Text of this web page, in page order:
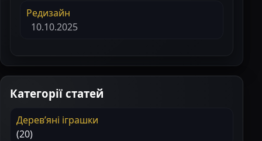
Редизайн
10.10.2025
Категорії статей
Деревʼяні іграшки
(20)